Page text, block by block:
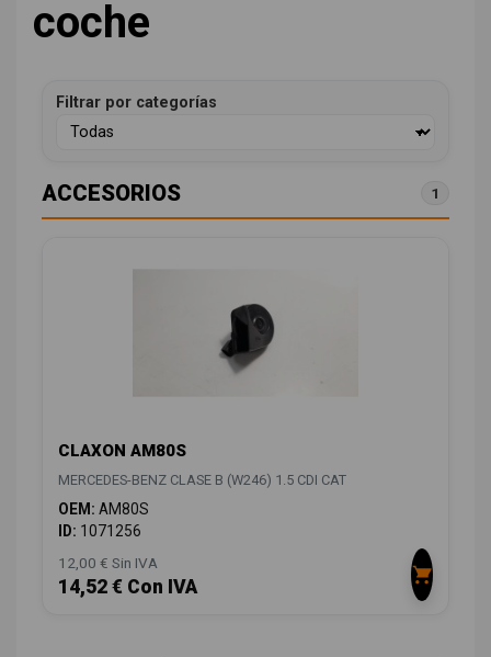
coche
Filtrar por categorías
ACCESORIOS 1
CLAXON AM80S
MERCEDES-BENZ CLASE B (W246) 1.5 CDI CAT
OEM: AM80S
ID: 1071256
12,00 € Sin IVA
14,52 € Con IVA